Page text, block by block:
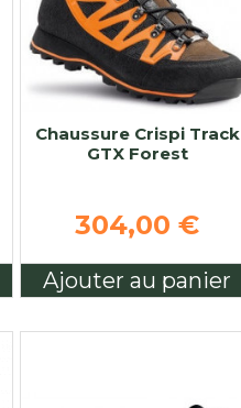
Chaussure Crispi Track
GTX Forest
304,00 €
Ajouter au panier